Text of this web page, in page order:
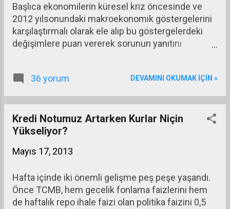
Başlıca ekonomilerin küresel kriz öncesinde ve
2012 yılsonundaki makroekonomik göstergelerini
karşılaştırmalı olarak ele alıp bu göstergelerdeki
değişimlere puan vererek sorunun yanıtını
36 yorum DEVAMINI OKUMAK IÇIN »
Kredi Notumuz Artarken Kurlar Niçin
Yükseliyor?
Mayıs 17, 2013
Hafta içinde iki önemli gelişme peş peşe yaşandı.
Önce TCMB, hem gecelik fonlama faizlerini hem
de haftalık repo ihale faizi olan politika faizini 0,5